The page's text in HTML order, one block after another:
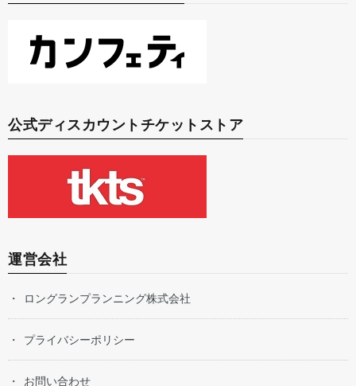
公式ディスカウントチケットストア
運営会社
ロングランプランニング株式会社
プライバシーポリシー
お問い合わせ